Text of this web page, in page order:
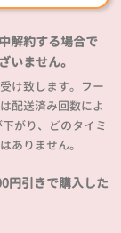
解約する場合で
いません。
け致します。フー
配送済み回数によ
がり、どのタイミ
ありません。
円引きで購入した